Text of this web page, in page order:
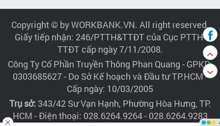
Copyright © by WORKBANK.VN. All right reserved.
Giấy tiếp nhận: 246/PTTH&TTĐT của Cục PTTH-
TTĐT cấp ngày 7/11/2008.
Công Ty Cổ Phần Truyền Thông Phan Quang - GPKD:
0303685627 - Do Sở Kế hoạch và Đầu tư TP.HCM -
Cấp ngày: 10/03/2005
Trụ sở: 343/42 Sư Vạn Hạnh, Phường Hòa Hưng, TP.
HCM - Điện thoại: 028.6264.9264 - 028.6264.9283